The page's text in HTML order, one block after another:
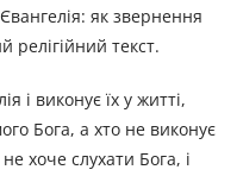
як звернення
текст.
і виконує їх у житті,
Бога, а хто не виконує
хоче слухати Бога, і